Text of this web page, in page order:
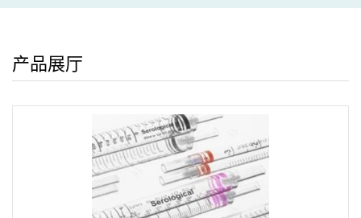
产品展厅